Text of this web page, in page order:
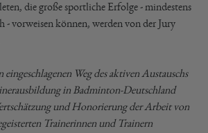
die große sportliche Erfolge - mindestens
- vorweisen können, werden von der Jury
eingeschlagenen Weg des aktiven Austauschs
in Badminton-Deutschland
und Honorierung der Arbeit von
Trainerinnen und Trainern